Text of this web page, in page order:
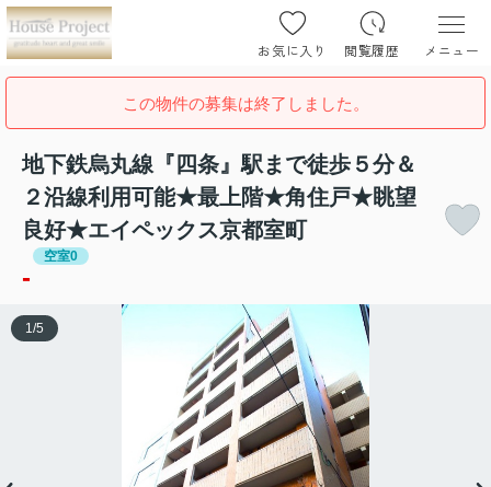
お気に入り 閲覧履歴 メニュー
この物件の募集は終了しました。
地下鉄烏丸線『四条』駅まで徒歩５分＆
２沿線利用可能★最上階★角住戸★眺望
良好★エイペックス京都室町
空室0
-
1 /5